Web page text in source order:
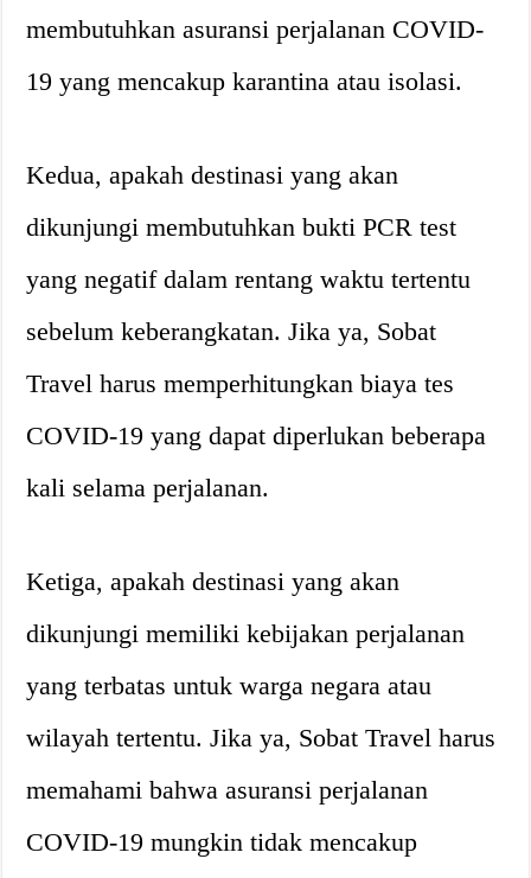
membutuhkan asuransi perjalanan COVID-
19 yang mencakup karantina atau isolasi.
Kedua, apakah destinasi yang akan
dikunjungi membutuhkan bukti PCR test
yang negatif dalam rentang waktu tertentu
sebelum keberangkatan. Jika ya, Sobat
Travel harus memperhitungkan biaya tes
COVID-19 yang dapat diperlukan beberapa
kali selama perjalanan.
Ketiga, apakah destinasi yang akan
dikunjungi memiliki kebijakan perjalanan
yang terbatas untuk warga negara atau
wilayah tertentu. Jika ya, Sobat Travel harus
memahami bahwa asuransi perjalanan
COVID-19 mungkin tidak mencakup